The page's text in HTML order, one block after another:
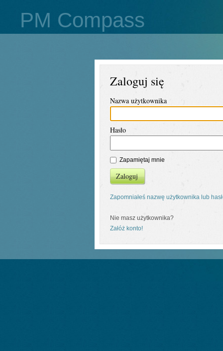
PM Compass
Zaloguj się
Nazwa użytkownika
Hasło
Zapamiętaj mnie
Zaloguj
Zapomniałeś nazwę użytkownika lub
Nie masz użytkownika?
Załóż konto!